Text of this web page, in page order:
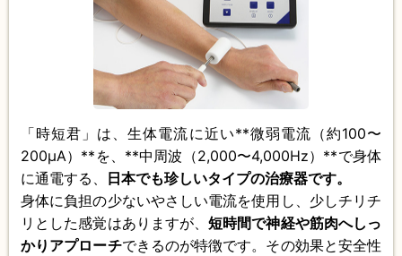
「時短君」は、生体電流に近い**微弱電流（約100〜
200μA）**を、**中周波（2,000〜4,000Hz）**で身体
に通電する、
日本でも珍しいタイプの治療器です。
身体に負担の少ないやさしい電流を使用し、少しチリチ
リとした感覚はありますが、短時間で神経や筋肉へしっ
かりアプローチできるのが特徴です。その効果と安全性